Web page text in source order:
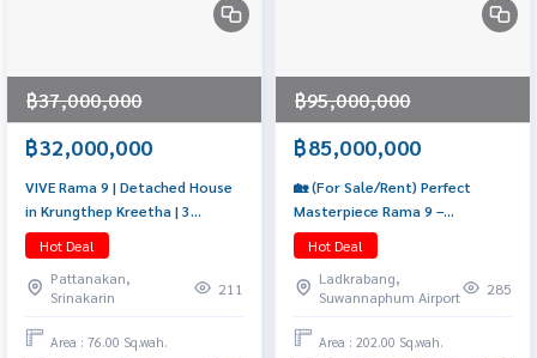
฿37,000,000
฿32,000,000
VIVE Rama 9 | Detached House
in Krungthep Kreetha | 3
Bedrooms | Next to an
International School Price 32
MB 📞 065-626-5636 (Kie)
Hot Deal
Pattanakan,
Srinakarin
211
Area : 76.00 Sq.wah.
฿95,000,000
฿85,000,000
🏡 (For Sale/Rent) Perfect
Masterpiece Rama 9 –
Krungthep Kreetha | 5
Bedrooms, Corner Plot Price:
85 MB (Rent 500,000
THB/month) 📞 065-626-5636
(Kie)
Hot Deal
Ladkrabang,
Suwannaphum Airport
285
Area : 202.00 Sq.wah.